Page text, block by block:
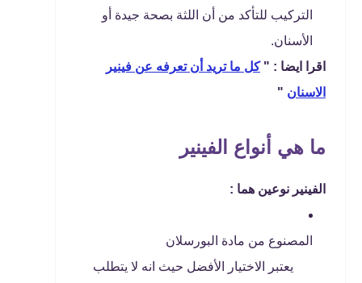
التركيب للتأكد من أن اللثة بصحة جيدة أو
الأسنان.
اقرا ايضا : "كل ما تريد أن تعرفه عن فينير
الاسنان "
ما هي أنواع الفينير
الفينير نوعين هما :
المصنوع من مادة البورسلان
يعتبر الاختيار الأفضل حيث انه لا يتطلب